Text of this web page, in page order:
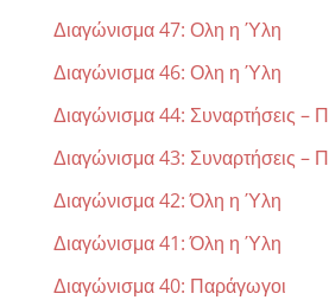
Διαγώνισμα 47: Ολη η Ύλη
Διαγώνισμα 46: Ολη η Ύλη
Διαγώνισμα 44: Συναρτήσεις –
Διαγώνισμα 43: Συναρτήσεις –
Διαγώνισμα 42: Όλη η Ύλη
Διαγώνισμα 41: Όλη η Ύλη
Διαγώνισμα 40: Παράγωγοι